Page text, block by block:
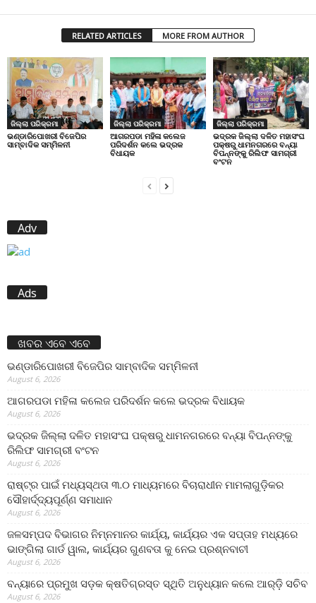
RELATED ARTICLES MORE FROM AUTHOR
ଜିଲ୍ଲା ପରିକ୍ରମା
ଭଣ୍ଡାରିପୋଖରୀ ବିଜେପିର
ସାମ୍ବାଦିକ ସମ୍ମିଳନୀ
ଜିଲ୍ଲା ପରିକ୍ରମା
ଆଗରପଡା ମହିଳା କଲେଜ
ପରିଦର୍ଶନ କଲେ ଭଦ୍ରକ
ବିଧାୟକ
ଜିଲ୍ଲା ପରିକ୍ରମା
ଭଦ୍ରକ ଜିଲ୍ଲା ଦଳିତ ମହାସଂଘ
ପକ୍ଷରୁ ଧାମନଗରରେ ବନ୍ୟା
ବିପନ୍ନଙ୍କୁ ରିଲିଫ ସାମଗ୍ରୀ
ବଂଟନ
Adv
Ads
ଖବର ଏବେ ଏବେ
ଭଣ୍ଡାରିପୋଖରୀ ବିଜେପିର ସାମ୍ବାଦିକ ସମ୍ମିଳନୀ
August 6, 2026
ଆଗରପଡା ମହିଳା କଲେଜ ପରିଦର୍ଶନ କଲେ ଭଦ୍ରକ ବିଧାୟକ
August 6, 2026
ଭଦ୍ରକ ଜିଲ୍ଲା ଦଳିତ ମହାସଂଘ ପକ୍ଷରୁ ଧାମନଗରରେ ବନ୍ୟା ବିପନ୍ନଙ୍କୁ
ରିଲିଫ ସାମଗ୍ରୀ ବଂଟନ
August 6, 2026
ରାଷ୍ଟ୍ର ପାଇଁ ମଧ୍ୟସ୍ଥତା ୩.୦ ମାଧ୍ୟମରେ ବିଚାରାଧୀନ ମାମଲାଗୁଡ଼ିକର
ସୌହାର୍ଦ୍ଦ୍ୟପୂର୍ଣ୍ଣ ସମାଧାନ
August 6, 2026
ଜଳସମ୍ପଦ ବିଭାଗର ନିମ୍ନମାନର କାର୍ଯ୍ୟ, କାର୍ଯ୍ୟର ଏକ ସପ୍ତାହ ମଧ୍ୟରେ
ଭାଙ୍ଗିଲା ଗାର୍ଡ ୱାଲ, କାର୍ଯ୍ୟର ଗୁଣବତା କୁ ନେଇ ପ୍ରଶ୍ନବାଚୀ
August 6, 2026
ବନ୍ୟାରେ ପ୍ରମୁଖ ସଡ଼କ କ୍ଷତିଗ୍ରସ୍ତ ସ୍ଥିତି ଅନୁଧ୍ୟାନ କଲେ ଆର୍‌ଡ଼ି ସଚିବ
August 6, 2026